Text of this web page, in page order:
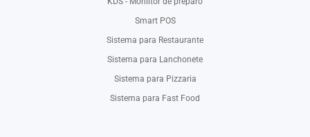
Smart POS
Sistema para Restaurante
Sistema para Lanchonete
Sistema para Pizzaria
Sistema para Fast Food